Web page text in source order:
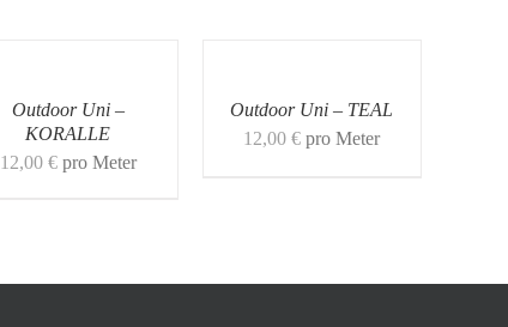
Outdoor Uni –
KORALLE
12,00 € pro Meter
Outdoor Uni – TEAL
12,00€ pro Meter